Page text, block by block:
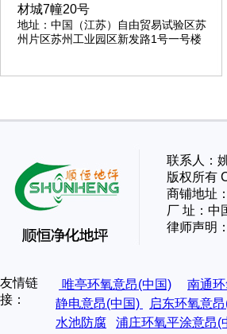
材城7幢20号
地址 ： 中国（江苏）自由贸易试验区苏
州片区苏州工业园区新发路1号一号楼
联系人：
版权所
商铺地址
厂 址： 中
律师声明
友情链
接：
唯亭环氧意昂(中国) 南通
静电意昂(中国)
启东环氧意
水池防腐
浦庄环氧平涂意昂(